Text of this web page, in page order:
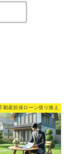
動産担保ローン借り換え